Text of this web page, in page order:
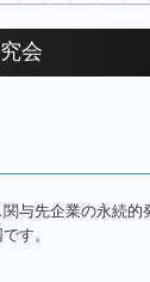
会
与先企業の永続的
す。